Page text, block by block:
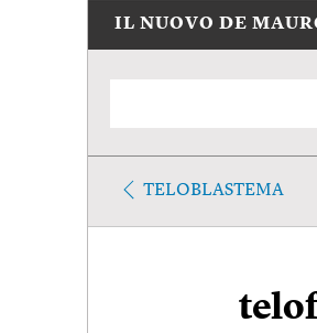
IL NUOVO DE
TELOBLASTEMA